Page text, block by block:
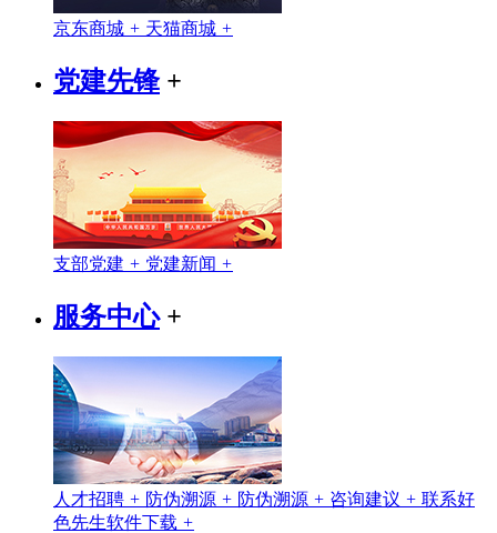
京东商城 + 天猫商城 +
党建先锋+
支部党建 + 党建新闻 +
服务中心+
人才招聘 + 防伪溯源 + 防伪溯源 + 咨询建议 + 联系好
色先生软件下载 +